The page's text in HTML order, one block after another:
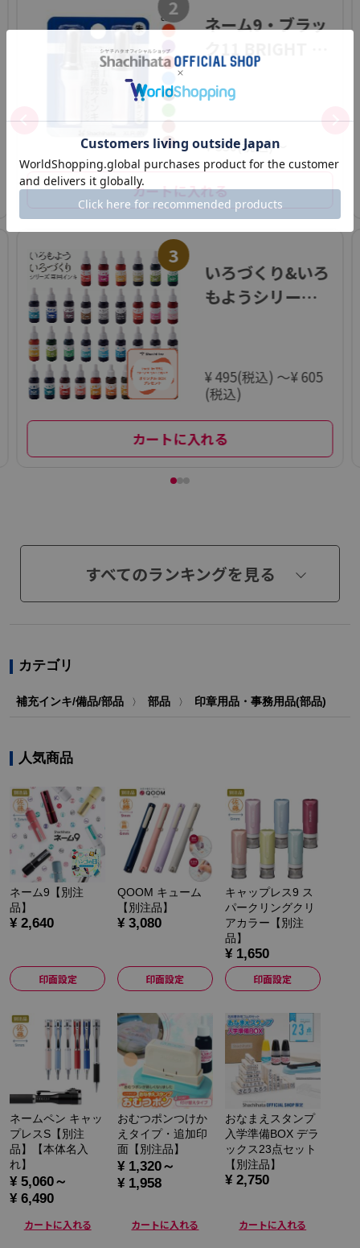
2
ネーム9・ブラッ
用補充インキ
¥ 550(税込)～
カートに入れる
3
いろづくり&いろ
もようシリーズ
¥ 495(税込) ～¥ 605
(税込)
カートに入れる
すべてのランキングを見る
カテゴリ
補充インキ/備品/部品 〉 部品 〉 印章用品・事務用品(部品)
人気商品
ネーム9【別注
品】
¥ 2,640
印面設定
QOOM キューム
【別注品】
¥ 3,080
印面設定
キャップレス9 ス
パークリングクリ
アカラー【別注
品】
¥ 1,650
印面設定
ネームペン キャッ
プレスS【別注
品】【本体名入
れ】
¥ 5,060～
¥ 6,490
カートに入れる
おむつポンつけか
えタイプ・追加印
面【別注品】
¥ 1,320～
¥ 1,958
カートに入れる
おなまえスタンプ
入学準備BOX デラ
ックス23点セット
【別注品】
¥ 2,750
カートに入れる